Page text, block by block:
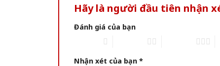
Hãy là người đầu tiên nhận
Đánh giá của bạn
Nhận xét của bạn *